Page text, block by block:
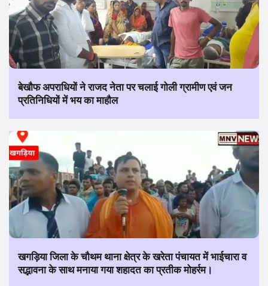
बेखौफ अपराधियों ने राजद नेता पर चलाई गोली ग्रामीण एवं जन
प्रतिनिधियों में भय का माहौल
खगड़िया जिला के चौथम थाना क्षेत्र के खरेता पंचायत में भाईचारा व
सद्भावना के साथ मनाया गया शहादत का प्रतीक मोहर्रम।